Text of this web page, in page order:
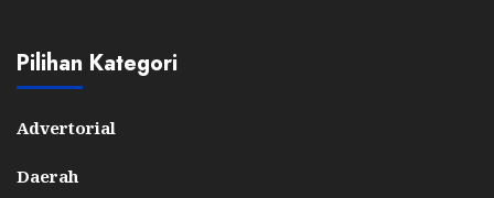
Pilihan Kategori
Advertorial
Daerah